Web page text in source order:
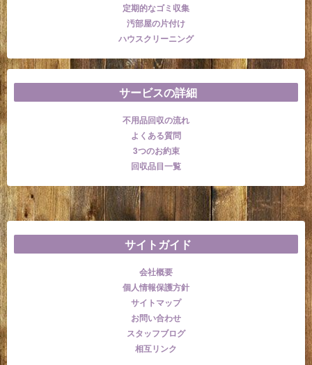
定期的なゴミ収集
汚部屋の片付け
ハウスクリーニング
サービスの詳細
不用品回収の流れ
よくある質問
3つのお約束
回収品目一覧
サイトガイド
会社概要
個人情報保護方針
サイトマップ
お問い合わせ
スタッフブログ
相互リンク